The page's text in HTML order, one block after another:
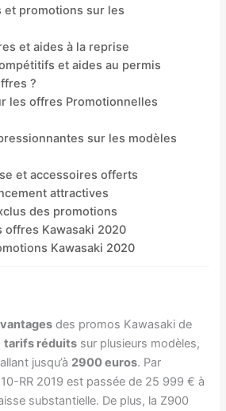
et promotions sur les
et aides à la reprise
et aides au permis
?
les offres Promotionnelles
sur les modèles
et accessoires offerts
attractives
des promotions
offres Kawasaki 2020
Kawasaki 2020
des promos Kawasaki de
tarifs réduits sur plusieurs modèles,
jusqu’à 2900 euros. Par
RR 2019 est passée de 25 999 € à
substantielle. De plus, la Z900